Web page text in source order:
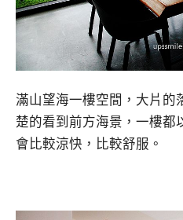
滿山望海一樓空間，大片的
楚的看到前方海景，一樓都
會比較涼快，比較舒服。